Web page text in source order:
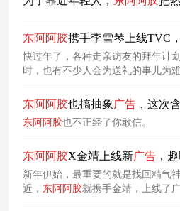
东阿阿胶携手李雪琴上线TVC
快过年了，各种走亲访友的拜年计
时，也有不少人会为送礼的事儿为
东阿阿胶携手李雪琴，以一支全新
刺激了消费者的购买欲望。
东阿阿胶也搞抽象 广告 ，这次
东阿 阿胶也不正经了你敢信。
东阿阿胶X金靖上线新广告 ，
新年伊始，最重要的就是找回精气
近， 东阿 阿胶就携手金靖，上线了
大会》，展示了当代青年在生活各